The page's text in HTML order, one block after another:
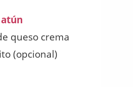
atún
queso crema
(opcional)